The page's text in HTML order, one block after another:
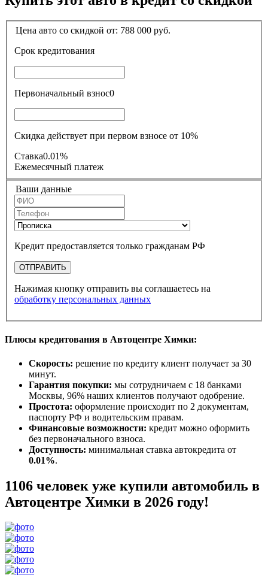
Цена авто со скидкой от: 788 000 руб.
Срок кредитования
Первоначальный взнос0
Скидка действует при первом взносе от 10%
Ставка0.01%
Ежемесячный платеж
Ваши данные
Кредит предоставляется только гражданам РФ
ОТПРАВИТЬ
Нажимая кнопку отправить вы соглашаетесь на
обработку персональных данных
Плюсы кредитования в Автоцентре Химки:
Скорость: решение по кредиту клиент получает за 30
минут.
Гарантия покупки: мы сотрудничаем с 18 банками
Москвы, 96% наших клиентов получают одобрение.
Простота: оформление происходит по 2 документам,
паспорту РФ и водительским правам.
Финансовые возможности: кредит можно оформить
без первоначального взноса.
Доступность: минимальная ставка автокредита от
0.01%.
1106 человек уже купили автомобиль в
Автоцентре Химки в 2026 году!